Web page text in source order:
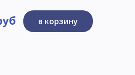
в корзину